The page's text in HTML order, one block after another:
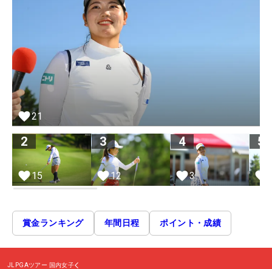
21
2
15
3
12
4
3
5
賞金ランキング 年間日程 ポイント・成績
JLPGAツアー 国内女子